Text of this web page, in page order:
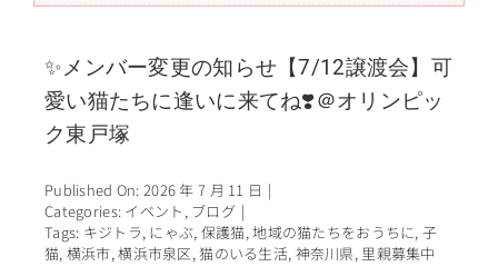
✨メンバー変更の知らせ【7/12譲渡会】可
愛い猫たちに逢いに来てね❣️＠オリンピッ
ク東戸塚
Published On: 2026 年 7 月 11 日 |
Categories: イベント , ブログ |
Tags: キジトラ, にゃぶ, 保護猫,地域の猫たちをおうちに,子
猫, 横浜市,横浜市泉区,猫のいる生活, 神奈川県, 里親募集中